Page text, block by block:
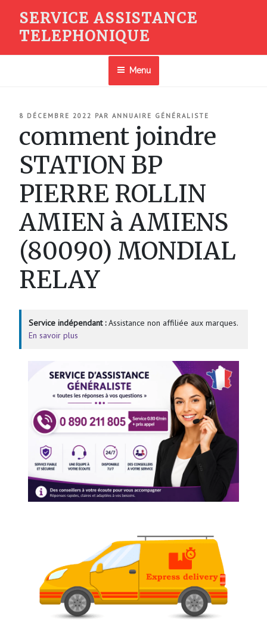
contenu
SERVICE ASSISTANCE
TELEPHONIQUE
Menu
PUBLIÉ
8 DÉCEMBRE 2022 PAR ANNUAIRE GÉNÉRALISTE
comment joindre
STATION BP
PIERRE ROLLIN
AMIEN à AMIENS
(80090) MONDIAL
RELAY
Service indépendant :Assistance non affiliée aux marques.
En savoir plus